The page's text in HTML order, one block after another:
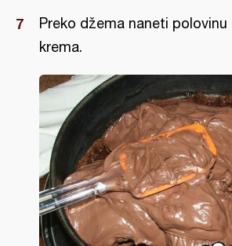
Preko džema naneti
krema.